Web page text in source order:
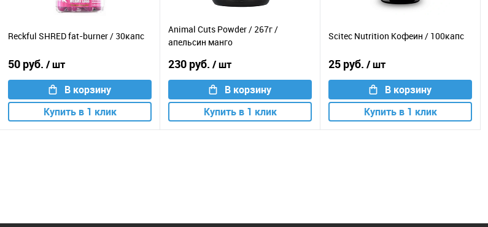
Reckful SHRED fat-burner / 30капс
50 руб. / шт
В корзину
Купить в 1 клик
Animal Cuts Powder / 267г /
апельсин манго
230 руб. / шт
В корзину
Купить в 1 клик
Scitec Nutrition Кофеин / 100капс
25 руб. / шт
В корзину
Купить в 1 клик